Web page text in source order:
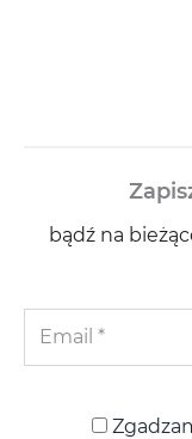
bądź na